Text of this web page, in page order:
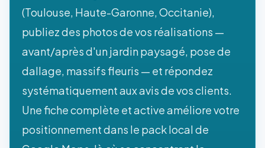
(Toulouse, Haute-Garonne, Occitanie),
publiez des photos de vos réalisations —
avant/après d'un jardin paysagé, pose de
dallage, massifs fleuris — et répondez
systématiquement aux avis de vos clients.
Une fiche complète et active améliore votre
positionnement dans le pack local de